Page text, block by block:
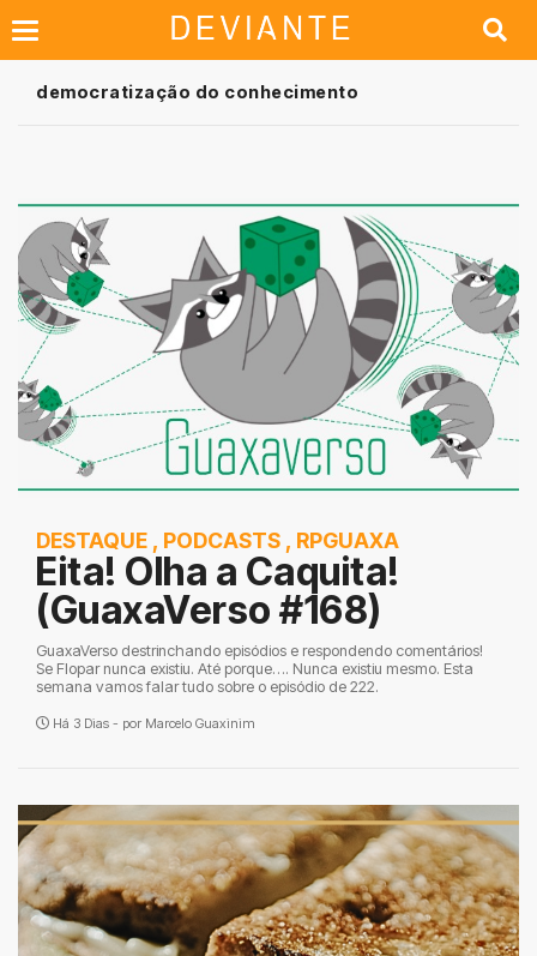
democratização do conhecimento
DESTAQUE , PODCASTS , RPGUAXA
Eita! Olha a Caquita!
(GuaxaVerso #168)
GuaxaVerso destrinchando episódios e respondendo comentários!
Se Flopar nunca existiu. Até porque…. Nunca existiu mesmo. Esta
semana vamos falar tudo sobre o episódio de 222.
Há 3 Dias - por Marcelo Guaxinim